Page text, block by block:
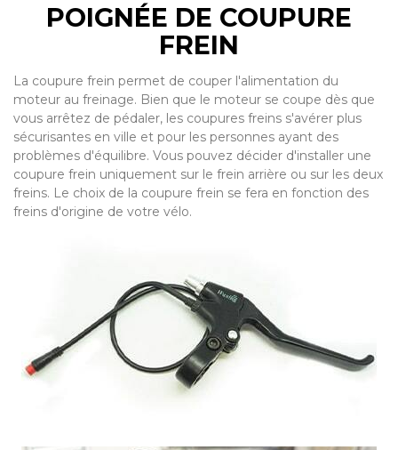
POIGNÉE DE COUPURE
FREIN
La coupure frein permet de couper l'alimentation du
moteur au freinage. Bien que le moteur se coupe dès que
vous arrêtez de pédaler, les coupures freins s'avérer plus
sécurisantes en ville et pour les personnes ayant des
problèmes d'équilibre. Vous pouvez décider d'installer une
coupure frein uniquement sur le frein arrière ou sur les deux
freins. Le choix de la coupure frein se fera en fonction des
freins d'origine de votre vélo.